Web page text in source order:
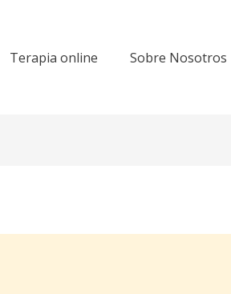
Terapia online Sobre Nosotros